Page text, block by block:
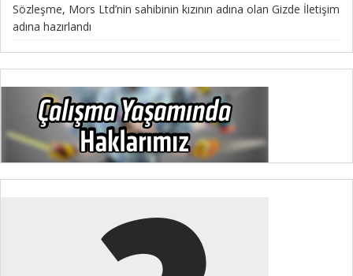
Sözleşme, Mors Ltd’nin sahibinin kızının adına olan Gizde İletişim
adına hazırlandı